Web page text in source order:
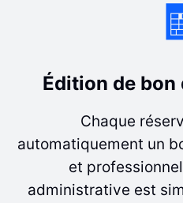
Édition de bon
Chaque
automatiquement un
et
administrative est